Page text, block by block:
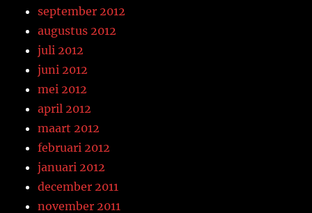
september 2012
augustus 2012
juli 2012
juni 2012
mei 2012
april 2012
maart 2012
februari 2012
januari 2012
december 2011
november 2011